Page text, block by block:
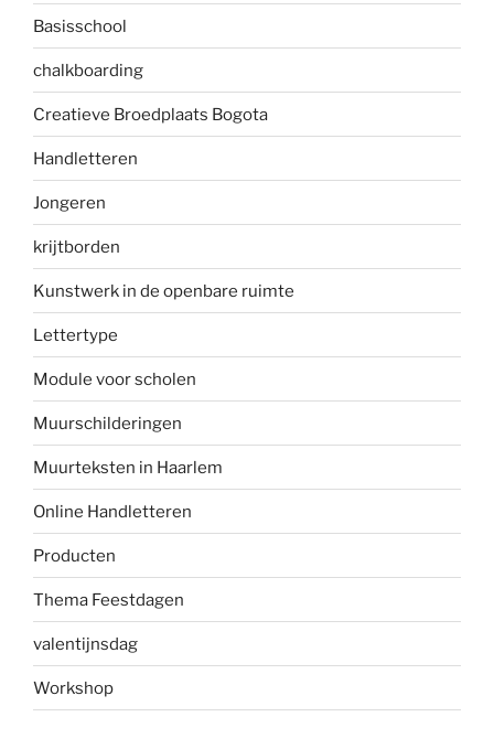
Basisschool
chalkboarding
Creatieve Broedplaats Bogota
Handletteren
Jongeren
krijtborden
Kunstwerk in de openbare ruimte
Lettertype
Module voor scholen
Muurschilderingen
Muurteksten in Haarlem
Online Handletteren
Producten
Thema Feestdagen
valentijnsdag
Workshop